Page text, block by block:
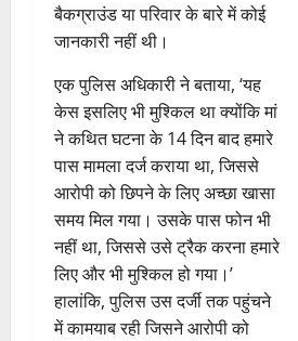
बैकग्राउंड या परिवार के बारे में कोई
जानकारी नहीं थी।
एक पुलिस अधिकारी ने बताया, ‘यह
केस इसलिए भी मुश्किल था क्योंकि मां
ने कथित घटना के 14 दिन बाद हमारे
पास मामला दर्ज कराया था, जिससे
आरोपी को छिपने के लिए अच्छा खासा
समय मिल गया। उसके पास फोन भी
नहीं था, जिससे उसे ट्रैक करना हमारे
लिए और भी मुश्किल हो गया।’
हालांकि, पुलिस उस दर्जी तक पहुंचने
में कामयाब रही जिसने आरोपी को